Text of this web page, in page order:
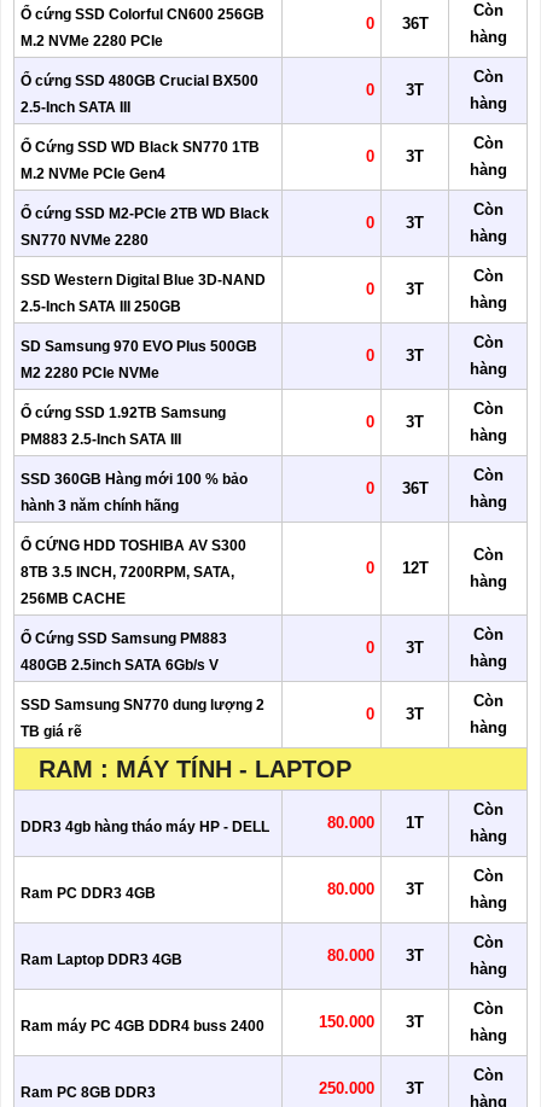
Ổ cứng SSD Colorful CN600 256GB
M.2 NVMe 2280 PCIe
0 36T
Còn
hàng
Ổ cứng SSD 480GB Crucial BX500
2.5-Inch SATA III
0 3T
Còn
hàng
Ổ Cứng SSD WD Black SN770 1TB
M.2 NVMe PCIe Gen4
0 3T
Còn
hàng
Ổ cứng SSD M2-PCIe 2TB WD Black
SN770 NVMe 2280
0 3T
Còn
hàng
SSD Western Digital Blue 3D-NAND
2.5-Inch SATA III 250GB
0 3T
Còn
hàng
SD Samsung 970 EVO Plus 500GB
M2 2280 PCIe NVMe
0 3T
Còn
hàng
Ổ cứng SSD 1.92TB Samsung
PM883 2.5-Inch SATA III
0 3T
Còn
hàng
SSD 360GB Hàng mới 100 % bảo
hành 3 năm chính hãng
0 36T
Còn
hàng
Ổ CỨNG HDD TOSHIBA AV S300
8TB 3.5 INCH, 7200RPM, SATA,
256MB CACHE
0 12T
Còn
hàng
Ổ Cứng SSD Samsung PM883
480GB 2.5inch SATA 6Gb/s V
0 3T
Còn
hàng
SSD Samsung SN770 dung lượng 2
TB giá rẽ
0 3T
Còn
hàng
RAM : MÁY TÍNH - LAPTOP
DDR3 4gb hàng tháo máy HP - DELL 80.000 1T
Còn
hàng
Ram PC DDR3 4GB 80.000 3T
Còn
hàng
Ram Laptop DDR3 4GB 80.000 3T
Còn
hàng
Ram máy PC 4GB DDR4 buss 2400 150.000 3T
Còn
hàng
Ram PC 8GB DDR3 250.000 3T
Còn
hàng